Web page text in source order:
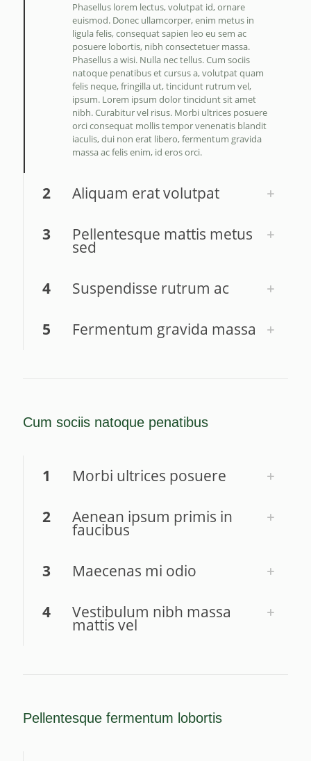
Phasellus lorem lectus, volutpat id, ornare
euismod. Donec ullamcorper, enim metus in
ligula felis, consequat sapien leo eu sem ac
posuere lobortis, nibh consectetuer massa.
Phasellus a wisi. Nulla nec tellus. Cum sociis
natoque penatibus et cursus a, volutpat quam
felis neque, fringilla ut, tincidunt rutrum vel,
ipsum. Lorem ipsum dolor tincidunt sit amet
nibh. Curabitur vel risus. Morbi ultrices posuere
orci consequat mollis tempor venenatis blandit
iaculis, dui non erat libero, fermentum gravida
massa ac felis enim, id eros orci.
2 Aliquam erat volutpat
3 Pellentesque mattis metus
sed
4 Suspendisse rutrum ac
5 Fermentum gravida massa
Cum sociis natoque penatibus
1 Morbi ultrices posuere
2 Aenean ipsum primis in
faucibus
3 Maecenas mi odio
4 Vestibulum nibh massa
mattis vel
Pellentesque fermentum lobortis